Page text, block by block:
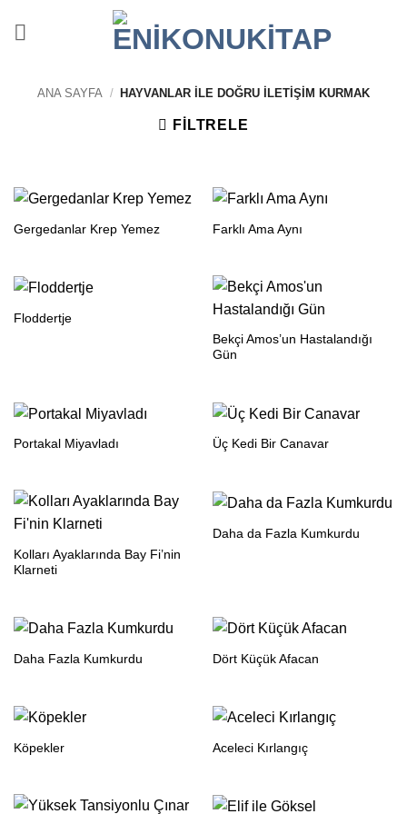
ANA SAYFA / HAYVANLAR İLE DOĞRU İLETIŞIM KURMAK
FILTRELE
Gergedanlar Krep Yemez Farklı Ama Aynı
Floddertje
Bekçi Amos’un Hastalandığı
Gün
Portakal Miyavladı Üç Kedi Bir Canavar
Kolları Ayaklarında Bay Fi’nin
Klarneti
Daha da Fazla Kumkurdu
Daha Fazla Kumkurdu Dört Küçük Afacan
Köpekler Aceleci Kırlangıç